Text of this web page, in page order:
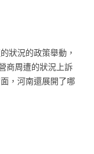
狀況的政策舉動，
商周遭的狀況上訴
，河南還展開了哪